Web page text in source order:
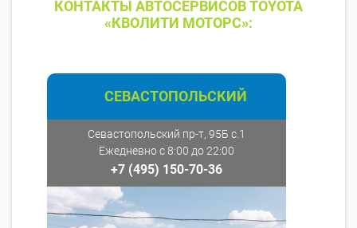
КОНТАКТЫ АВТОСЕРВИСОВ TOYOTA
«КВОЛИТИ МОТОРС»:
СЕВАСТОПОЛЬСКИЙ
Севастопольский пр-т, 95Б с.1
Ежедневно с 8:00 до 22:00
+7 (495) 150-70-36